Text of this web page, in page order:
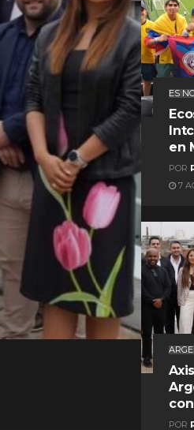
ES
en
POR
7
POR